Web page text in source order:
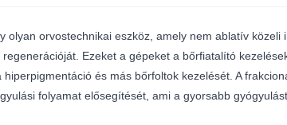
olyan orvostechnikai eszköz, amely nem ablatív
Ezeket a gépeket a bőrfiatalító
és más bőrfoltok kezelését. A
folyamat elősegítését, ami a gyorsabb